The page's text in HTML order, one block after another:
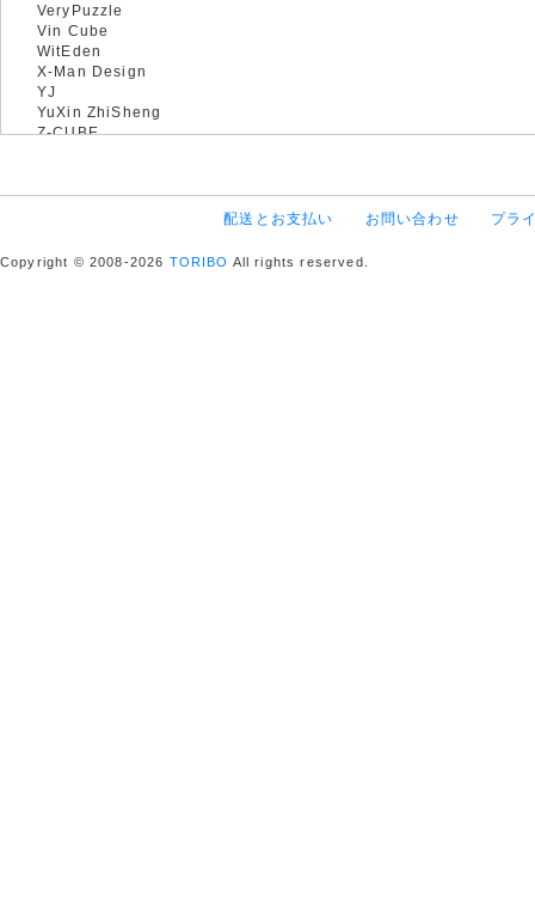
VeryPuzzle
Vin Cube
WitEden
X-Man Design
YJ
YuXin ZhiSheng
Z-CUBE
配送とお支払い お問い合わせ プラ
Copyright © 2008-2026 TORIBO All rights reserved.